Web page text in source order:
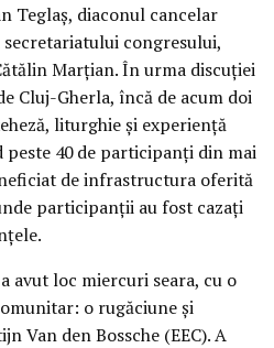
Teglaș, diaconul cancelar
congresului,
Marțian. În urma discuției
Cluj-Gherla, încă de acum doi
liturghie și experiență
peste 40 de participanți din mai
de infrastructura oferită
participanții au fost cazați
avut loc miercuri seara, cu o
o rugăciune și
Van den Bossche (EEC). A